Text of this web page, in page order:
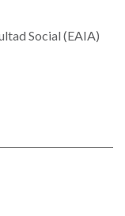
Social (EAIA)